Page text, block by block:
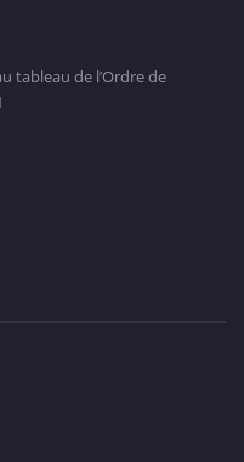
tableau de l’Ordre de